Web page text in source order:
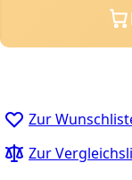
Zur
Zur